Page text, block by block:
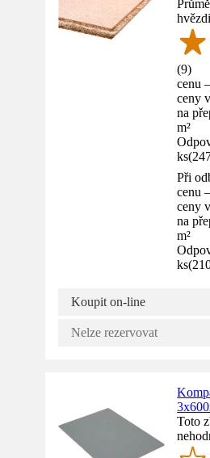
(9)
cenu
ceny
na
m²
ks(
Při
cenu
ceny
na
m²
ks(
Koupit on-line
Nelze rezervovat
Toto